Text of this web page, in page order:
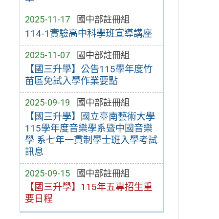
2025-11-17 國中部註冊組
114-1實驗高中科學班宣導講座
2025-11-07 國中部註冊組
【國三升學】公告115學年度竹
苗區免試入學作業要點
2025-09-19 國中部註冊組
【國三升學】國立臺南藝術大學
115學年度音樂學系暨中國音樂
學 系七年一貫制學士班入學考試
訊息
2025-09-15 國中部註冊組
【國三升學】115年五專招生重
要日程